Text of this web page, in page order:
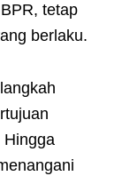
tetap
berlaku.
Hingga